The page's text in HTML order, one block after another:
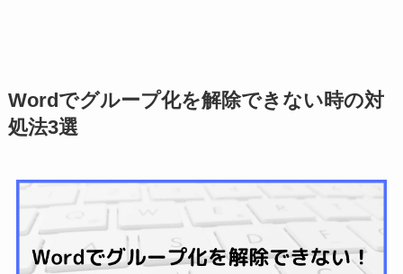
Wordでグループ化を解除できない時の対
処法3選